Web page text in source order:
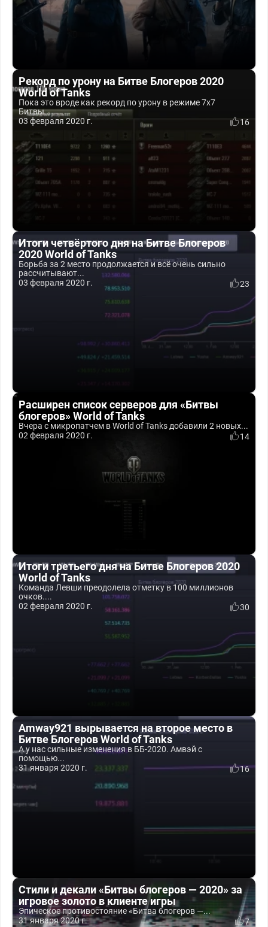
Рекорд по урону на Битве Блогеров 2020
World of Tanks
Пока это вроде как рекорд по урону в режиме 7x7
Битвы...
03 февраля 2020 г.
16
Итоги четвёртого дня на Битве Блогеров
2020 World of Tanks
Борьба за 2 место продолжается и всё очень сильно
рассчитывают...
03 февраля 2020 г.
23
Расширен список серверов для «Битвы
блогеров» World of Tanks
Вчера с микропатчем в World of Tanks добавили 2 новых...
02 февраля 2020 г.
14
Итоги третьего дня на Битве Блогеров 2020
World of Tanks
Команда Левши преодолела отметку в 100 миллионов
очков....
02 февраля 2020 г.
30
Amway921 вырывается на второе место в
Битве Блогеров World of Tanks
А у нас сильные изменения в ББ-2020. Амвэй с
помощью...
31 января 2020 г.
16
Стили и декали «Битвы блогеров — 2020» за
игровое золото в клиенте игры
Эпическое противостояние «Битва блогеров —...
31 января 2020 г.
7